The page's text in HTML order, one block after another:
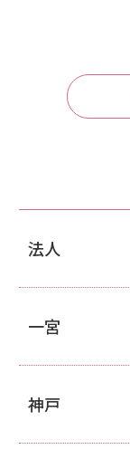
法人
一宮
神戸